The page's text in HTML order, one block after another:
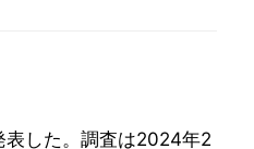
した。調査は2024年2